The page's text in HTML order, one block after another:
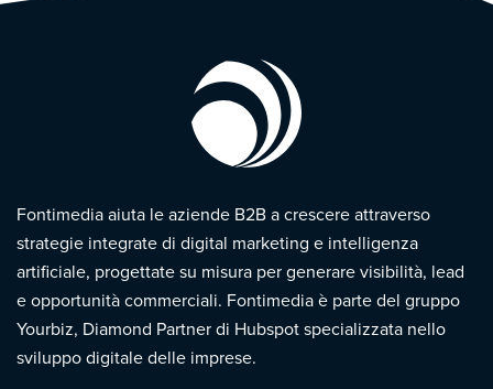
Fontimedia aiuta le aziende B2B a crescere attraverso
strategie integrate di digital marketing e intelligenza
artificiale, progettate su misura per generare visibilità, lead
e opportunità commerciali. Fontimedia è parte del gruppo
Yourbiz, Diamond Partner di Hubspot specializzata nello
sviluppo digitale delle imprese.